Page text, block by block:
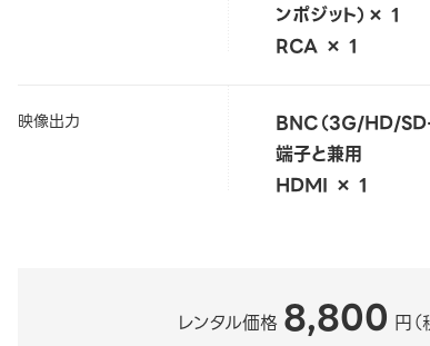
ンポジット）× 1
RCA × 1
映像出力
BNC（3G/HD/
端子と兼用
HDMI × 1
レンタル価格 8,800 円